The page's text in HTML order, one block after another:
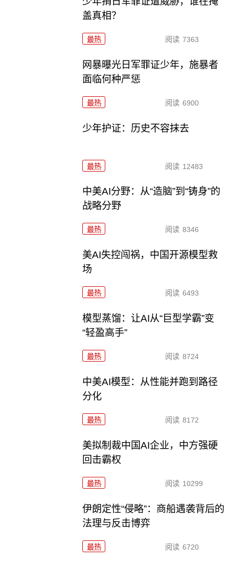
盖真相？
最热 阅读 7363
网暴曝光日军罪证少年，施暴者
面临何种严惩
最热 阅读 6900
少年护证：历史不容抹去
最热 阅读 12483
中美AI分野：从“造脑”到“铸身”的
战略分野
最热 阅读 8346
美AI失控闯祸，中国开源模型救
场
最热 阅读 6493
模型蒸馏：让AI从“巨型学霸”变
“轻盈高手”
最热 阅读 8724
中美AI模型：从性能并跑到路径
分化
最热 阅读 8172
美拟制裁中国AI企业，中方强硬
回击霸权
最热 阅读 10299
伊朗定性“侵略”：商船遇袭背后的
法理与反击博弈
最热 阅读 6720